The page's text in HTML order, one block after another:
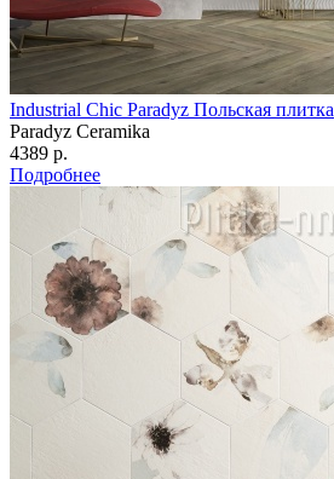
Industrial Chic Paradyz Польская плитка
Paradyz Сeramika
4389 р.
Подробнее